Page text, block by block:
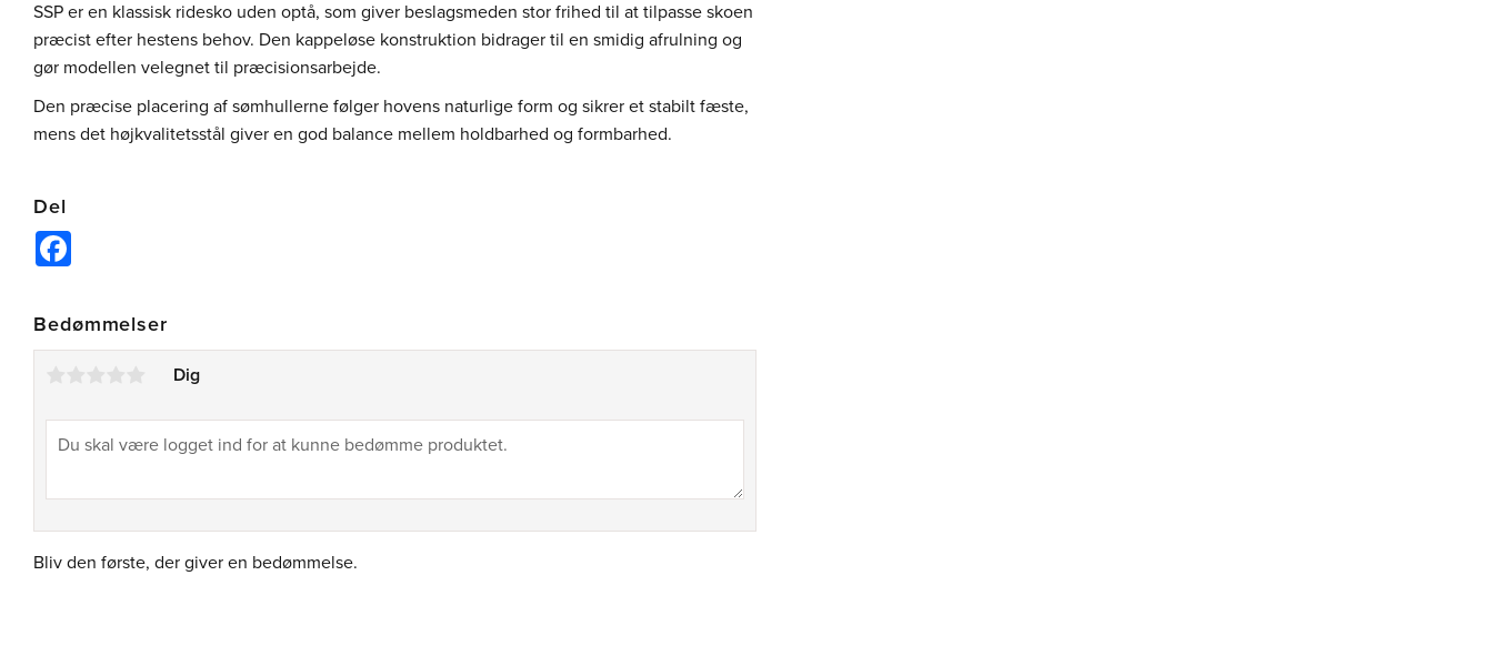
SSP er en klassisk ridesko uden optå, som giver beslagsmeden stor frihed til at tilpasse skoen
præcist efter hestens behov. Den kappeløse konstruktion bidrager til en smidig afrulning og
gør modellen velegnet til præcisionsarbejde.
Den præcise placering af sømhullerne følger hovens naturlige form og sikrer et stabilt fæste,
mens det højkvalitetsstål giver en god balance mellem holdbarhed og formbarhed.
Del
Bedømmelser
Dig
Bliv den første, der giver en bedømmelse.